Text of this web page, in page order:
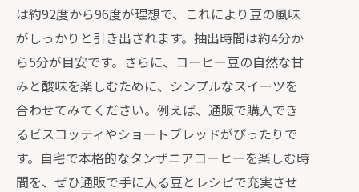
は約92度から96度が理想で、これにより豆の風味
がしっかりと引き出されます。抽出時間は約4分か
ら5分が目安です。さらに、コーヒー豆の自然な甘
みと酸味を楽しむために、シンプルなスイーツを
合わせてみてください。例えば、通販で購入でき
るビスコッティやショートブレッドがぴったりで
す。自宅で本格的なタンザニアコーヒーを楽しむ時
間を、ぜひ通販で手に入る豆とレシピで充実させ